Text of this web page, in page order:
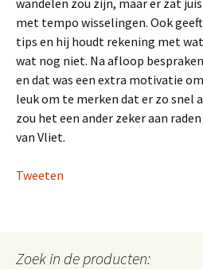
wandelen zou zijn, maar er zat
met tempo wisselingen. Ook
tips en hij houdt rekening met
wat nog niet. Na afloop
en dat was een extra motivatie
leuk om te merken dat er zo snel
zou het een ander zeker aan
van Vliet.
Tweeten
Zoek in de producten: